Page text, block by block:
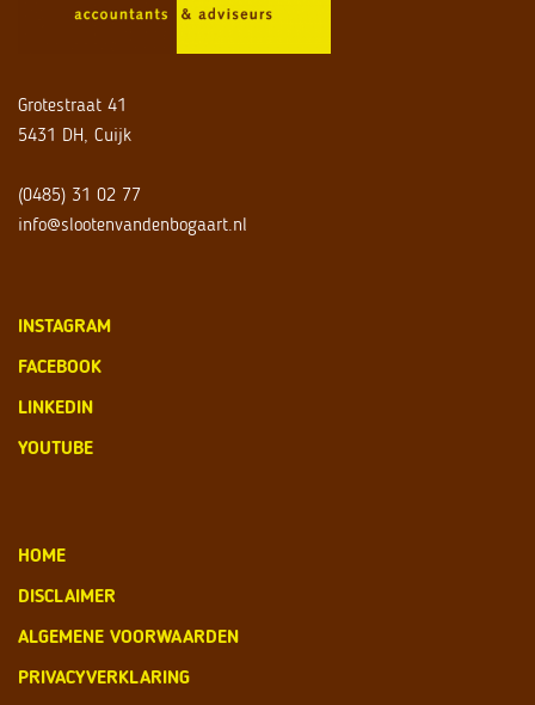
Grotestraat 41
5431 DH, Cuijk
(0485) 31 02 77
info@slootenvandenbogaart.nl
INSTAGRAM
FACEBOOK
LINKEDIN
YOUTUBE
HOME
DISCLAIMER
ALGEMENE VOORWAARDEN
PRIVACYVERKLARING